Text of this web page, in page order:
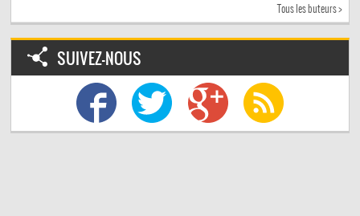
Tous les buteurs >
SUIVEZ-NOUS